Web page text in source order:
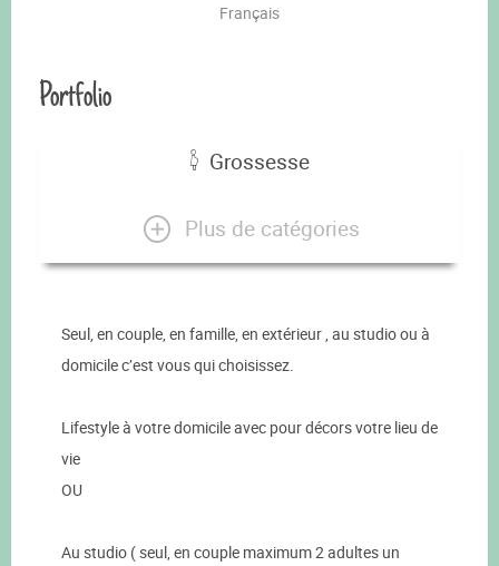
Français
Portfolio
Grossesse
Plus de catégories
Seul, en couple, en famille, en extérieur , au studio ou à
domicile c’est vous qui choisissez.
Lifestyle à votre domicile avec pour décors votre lieu de
vie
OU
Au studio ( seul, en couple maximum 2 adultes un